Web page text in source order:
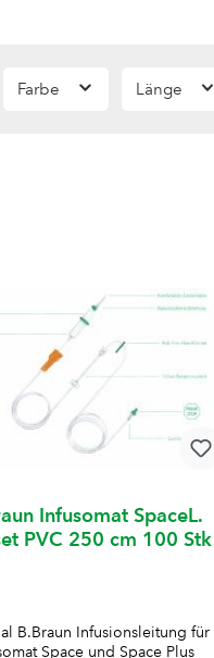
Farbe Länge
Infusomat SpaceL.
PVC 250 cm 100 Stk
B.Braun Infusionsleitung für
Space und Space Plus